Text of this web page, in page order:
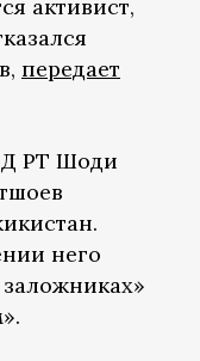
активист,
передает
РТ Шоди
него